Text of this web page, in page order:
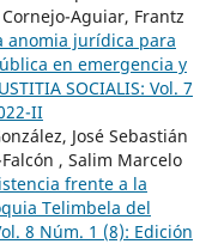
Aguiar, Frantz
anomia jurídica para
en emergencia y
SOCIALIS: Vol. 7
II
José Sebastián
, Salim Marcelo
frente a la
Telimbela del
8 Núm. 1 (8): Edición